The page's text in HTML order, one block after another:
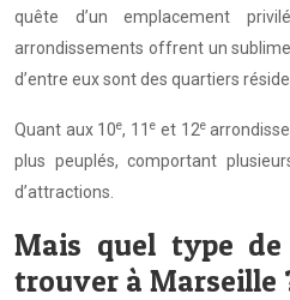
quête d’un emplacement
arrondissements offrent un
d’entre eux sont des quartiers
Quant aux 10e, 11e et 12e
plus peuplés, comportant
d’attractions.
Mais quel type
trouver à Marseille